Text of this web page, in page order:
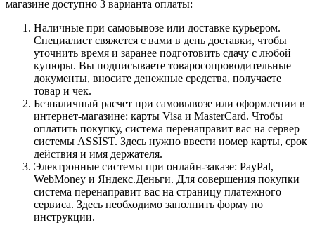
магазине доступно 3 варианта оплаты:
Наличные при самовывозе или доставке курьером.
Специалист свяжется с вами в день доставки, чтобы
уточнить время и заранее подготовить сдачу с любой
купюры. Вы подписываете товаросопроводительные
документы, вносите денежные средства, получаете
товар и чек.
Безналичный расчет при самовывозе или оформлении в
интернет-магазине: карты Visa и MasterCard. Чтобы
оплатить покупку, система перенаправит вас на сервер
системы ASSIST. Здесь нужно ввести номер карты, срок
действия и имя держателя.
Электронные системы при онлайн-заказе: PayPal,
WebMoney и Яндекс.Деньги. Для совершения покупки
система перенаправит вас на страницу платежного
сервиса. Здесь необходимо заполнить форму по
инструкции.